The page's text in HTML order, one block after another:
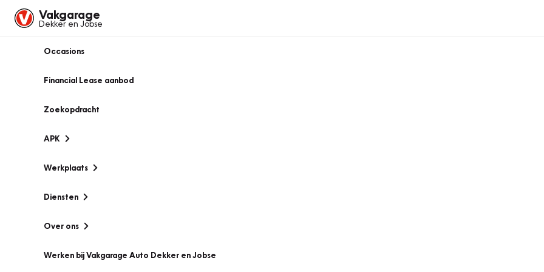
Vakgarage
Dekker en Jobse
Occasions
Financial Lease aanbod
Zoekopdracht
APK
Werkplaats
Diensten
Over ons
Werken bij Vakgarage Auto Dekker en Jobse